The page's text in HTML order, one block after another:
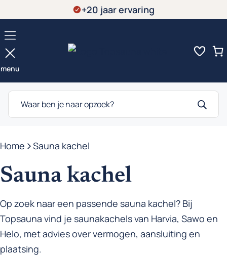
naar
de
inhoud
+20 jaar ervaring
menu
Producten
zoeken
Home -Sauna kachel
Sauna kachel
Op zoek naar een passende sauna kachel? Bij
Topsauna vind je saunakachels van Harvia, Sawo en
Helo, met advies over vermogen, aansluiting en
plaatsing.